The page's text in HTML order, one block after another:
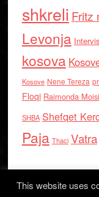
shkreli Fritz
Levonja
kosova
Kosove Nene Tereza
Floqi Raimonda
SHBA Shefqet
Paja Thaci Vatra
This website uses